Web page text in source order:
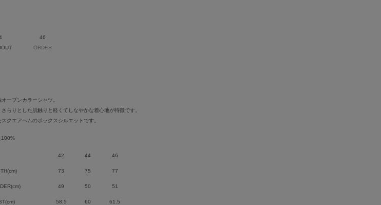
46
ORDER
ープンカラーシャツ。
らりとした肌触りと軽くてしなやかな着心地が特徴です。
クエアヘムのボックスシルエットです。
100%
42 44 46
73 75 77
49 50 51
58.5 60 61.5